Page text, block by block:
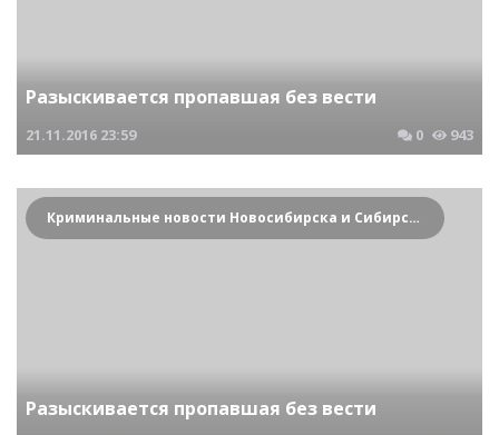
Разыскивается пропавшая без вести
21.11.2016 23:59 0 943
Криминальные новости Новосибирска и Сибирского региона
Разыскивается пропавшая без вести